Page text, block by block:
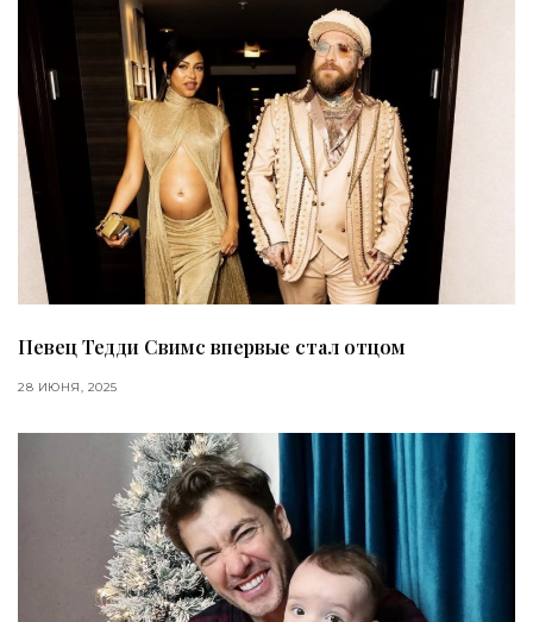
Певец Тедди Свимс впервые стал отцом
28 ИЮНЯ, 2025